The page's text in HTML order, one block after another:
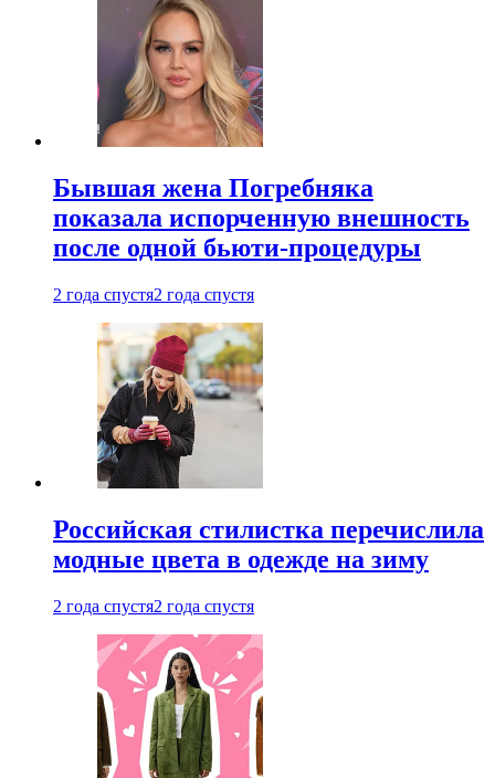
Бывшая жена Погребняка
показала испорченную внешность
после одной бьюти-процедуры
2 года спустя2 года спустя
Российская стилистка перечислила
модные цвета в одежде на зиму
2 года спустя2 года спустя